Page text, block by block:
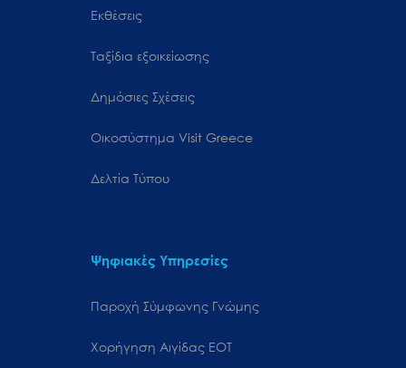
Εκθέσεις
Ταξίδια εξοικείωσης
Δημόσιες Σχέσεις
Oικοσύστημα Visit Greece
Δελτία Τύπου
Ψηφιακές Υπηρεσίες
Παροχή Σύμφωνης Γνώμης
Χορήγηση Αιγίδας ΕΟΤ